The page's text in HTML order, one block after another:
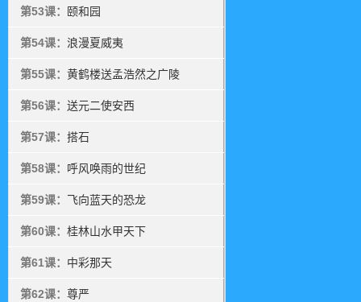
第53课： 颐和园
第54课： 浪漫夏威夷
第55课： 黄鹤楼送孟浩然之广陵
第56课： 送元二使安西
第57课： 搭石
第58课： 呼风唤雨的世纪
第59课： 飞向蓝天的恐龙
第60课： 桂林山水甲天下
第61课： 中彩那天
第62课： 尊严